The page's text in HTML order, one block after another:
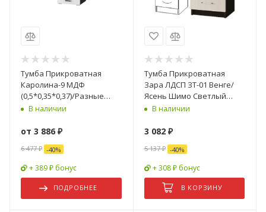
Тумба Прикроватная
Каролина-9 МДФ
(0,5*0,35*0,37)/Разные
Цвета
В наличии
от 3 886 ₽
6 477 ₽ -40%
+ 389 ₽ бонус
ПОДРОБНЕЕ
Тумба Прикроватная
Зара ЛДСП ЗТ-01 Венге/
Ясень Шимо Светлый
(0,4х0,52х0,4)
В наличии
3 082₽
5 137₽ -40%
+ 308 ₽ бонус
В КОРЗИНУ